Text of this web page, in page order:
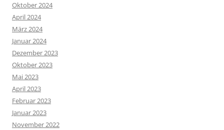
Oktober 2024
April 2024
März 2024
Januar 2024
Dezember 2023
Oktober 2023
Mai 2023
April 2023
Februar 2023
Januar 2023
November 2022